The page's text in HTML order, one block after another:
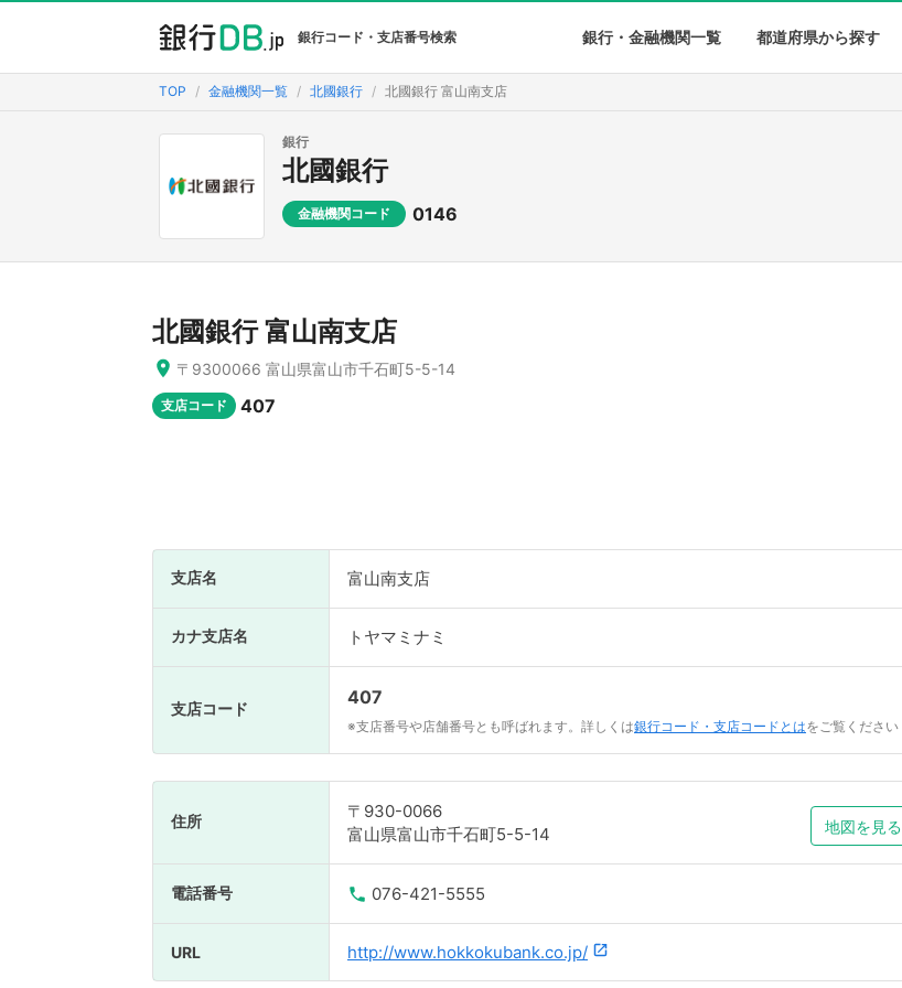
銀行コード・支店番号検索 銀行・金融機関一覧 都道府県から探す
TOP 金融機関一覧 北國銀行 北國銀行 富山南支店
銀行
北國銀行
金融機関コード 0146
北國銀行 富山南支店
〒9300066 富山県富山市千石町5-5-14
支店コード 407
支店名 富山南支店
カナ支店名 トヤマミナミ
支店コード
407
※支店番号や店舗番号とも呼ばれます。詳しくは銀行コード・支店コードとはをご覧ください
住所
〒930-0066
富山県富山市千石町5-5-14
地図を見る
電話番号 076-421-5555
URL http://www.hokkokubank.co.jp/